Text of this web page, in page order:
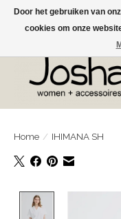
GRATIS OPHALEN IN DE
Home / IHIMANA SH
Door het gebruiken van
cookies om onze